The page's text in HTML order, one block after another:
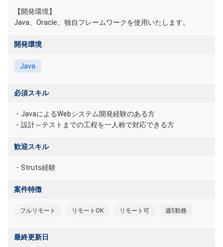
【開発環境】
Java、Oracle、独自フレームワークを使用いたします。
開発環境
Java
必須スキル
・JavaによるWebシステム開発経験のある方
・設計～テストまでの工程を一人称で対応できる方
歓迎スキル
・Struts経験
案件特徴
フルリモート リモートOK リモート可 週5勤務
最終更新日